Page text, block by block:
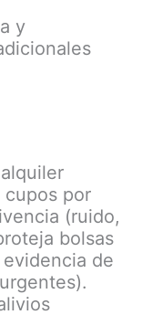
y
por
(ruido,
bolsas
de